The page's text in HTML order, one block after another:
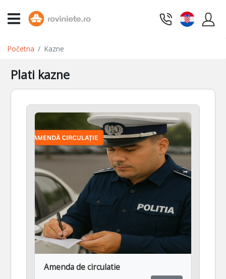
Početna Kazne
Plati kazne
Amenda de circulatie